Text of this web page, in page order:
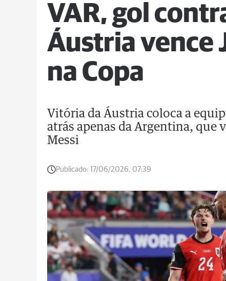
VAR, gol
Áustria vence
na Copa
Vitória da Áustria coloca a
atrás apenas da Argentina, que
Messi
Publicado: 17/06/2026, 07:39